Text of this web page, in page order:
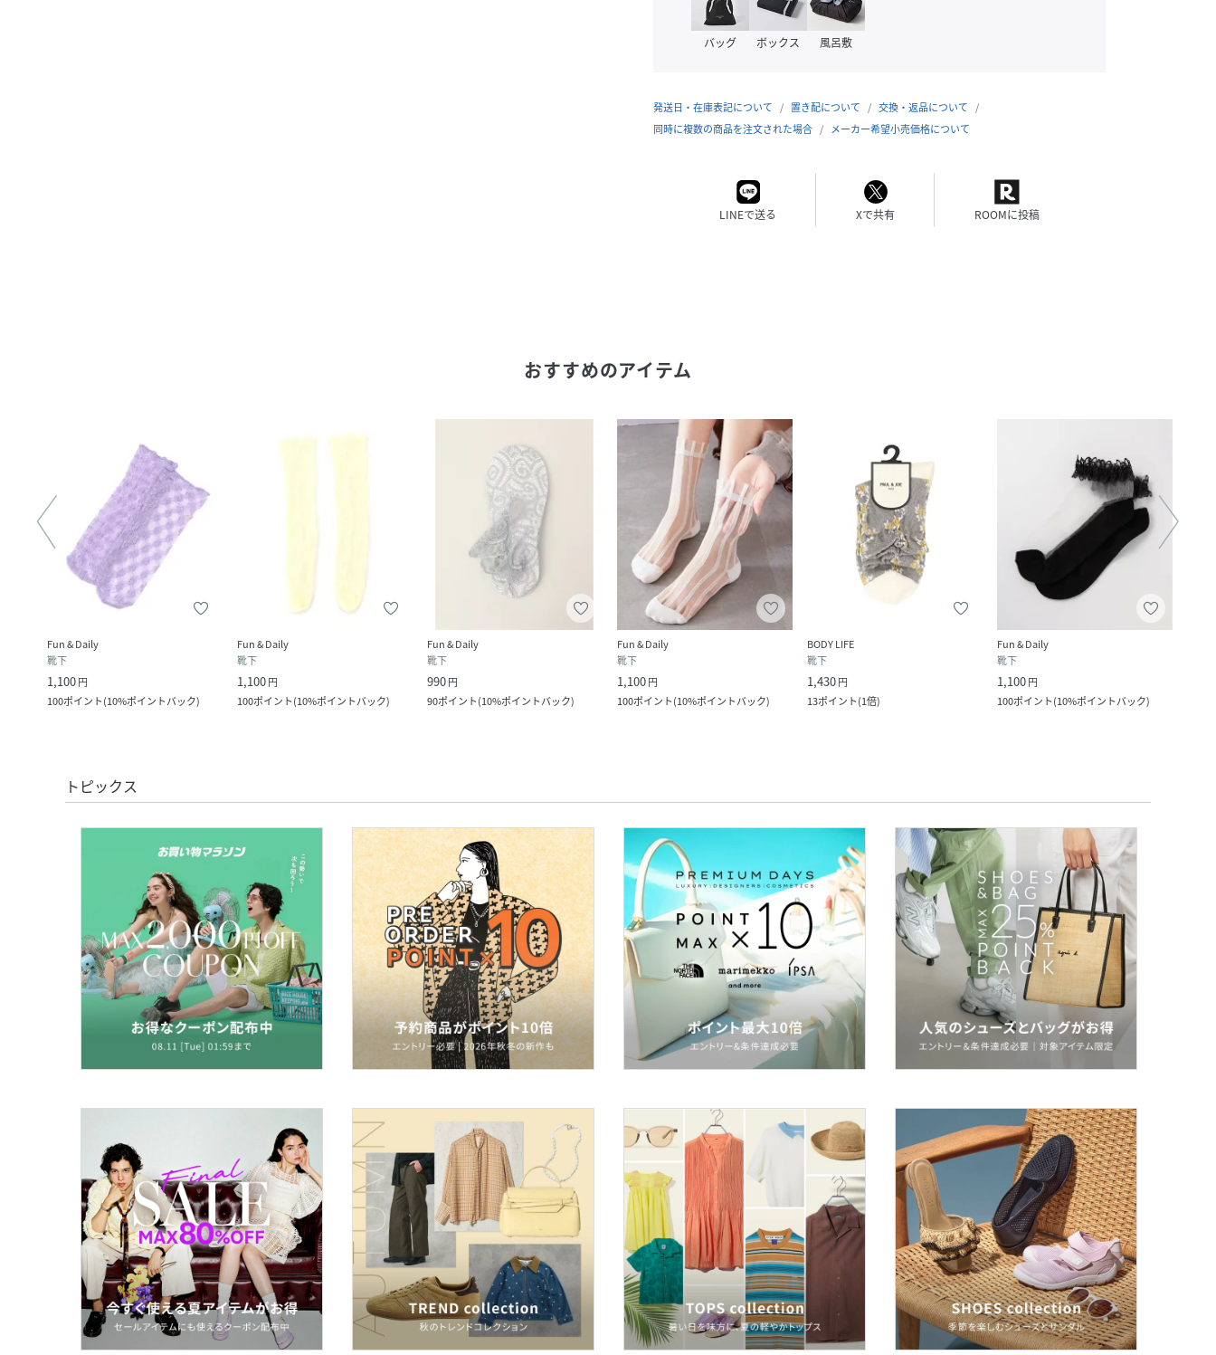
バッグ ボックス 風呂敷
発送日・在庫表記について 置き配について
交換・返品について
同時に複数の商品を注文された場合
メーカー希望小売価格について
LINEで送る Xで共有 ROOMに投稿
おすすめのアイテム
Fun & Daily
靴下
1,100円
100ポイント(10%ポイントバック)
Fun & Daily
靴下
1,100円
100ポイント(10%ポイントバック)
Fun & Daily
靴下
990円
90ポイント(10%ポイントバック)
Fun & Daily
靴下
1,100円
100ポイント(10%ポイントバック)
BODY LIFE
靴下
1,430円
13ポイント(1倍)
Fun & Daily
靴下
1,100円
100ポイント(10%ポイントバック)
トピックス